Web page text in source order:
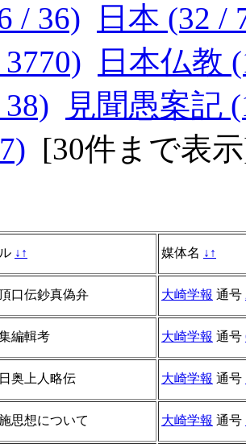
/ 36)
日本 (32 /
日本仏教
見聞愚案記
[30件まで表示
↓ ↑ 媒体名 ↓ ↑
口伝鈔真偽弁 大崎学報 通号
編輯考 大崎学報 通号
奥上人略伝 大崎学報 通号
思想について 大崎学報 通号